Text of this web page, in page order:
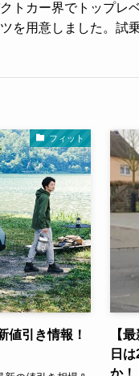
トカー界でトップレ
を用意しました。試
フィット
値引き情報！
【
日